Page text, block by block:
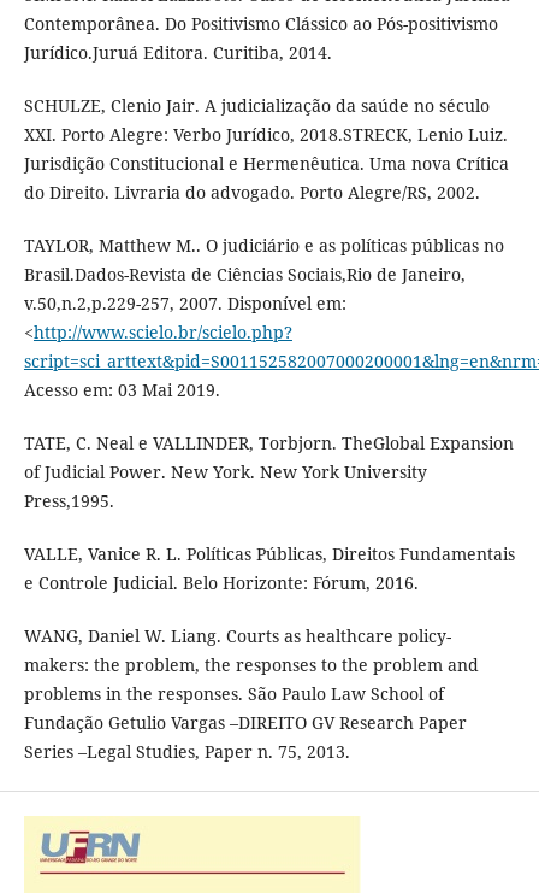
Contemporânea. Do Positivismo Clássico ao Pós-positivismo
Jurídico.Juruá Editora. Curitiba, 2014.
SCHULZE, Clenio Jair. A judicialização da saúde no século
XXI. Porto Alegre: Verbo Jurídico, 2018.STRECK, Lenio Luiz.
Jurisdição Constitucional e Hermenêutica. Uma nova Crítica
do Direito. Livraria do advogado. Porto Alegre/RS, 2002.
TAYLOR, Matthew M.. O judiciário e as políticas públicas no
Brasil.Dados-Revista de Ciências Sociais,Rio de Janeiro,
v.50,n.2,p.229-257, 2007. Disponível em:
<http://www.scielo.br/scielo.php?
Acesso em: 03 Mai 2019.
TATE, C. Neal e VALLINDER, Torbjorn. TheGlobal Expansion
of Judicial Power. New York. New York University
Press,1995.
VALLE, Vanice R. L. Políticas Públicas, Direitos Fundamentais
e Controle Judicial. Belo Horizonte: Fórum, 2016.
WANG, Daniel W. Liang. Courts as healthcare policy-
makers: the problem, the responses to the problem and
problems in the responses. São Paulo Law School of
Fundação Getulio Vargas –DIREITO GV Research Paper
Series –Legal Studies, Paper n. 75, 2013.